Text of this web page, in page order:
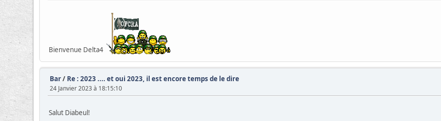
Bienvenue Delta4
Bar/ Re : 2023 .... et oui 2023, il est encore temps de le dire
24 Janvier 2023 à 18:15:10
Salut Diabeul!